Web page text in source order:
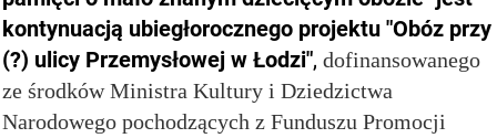
kontynuacją ubiegłorocznego projektu "Obóz przy
(?) ulicy Przemysłowej w Łodzi", dofinansowanego
ze środków Ministra Kultury i Dziedzictwa
Narodowego pochodzących z Funduszu Promocji